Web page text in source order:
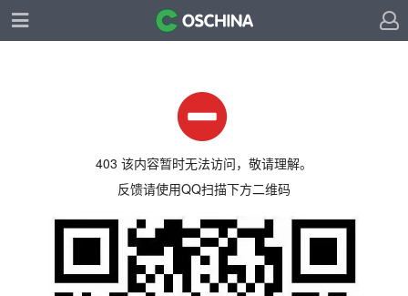
403 该内容暂时无法访问，敬请理解。
反馈请使用QQ扫描下方二维码